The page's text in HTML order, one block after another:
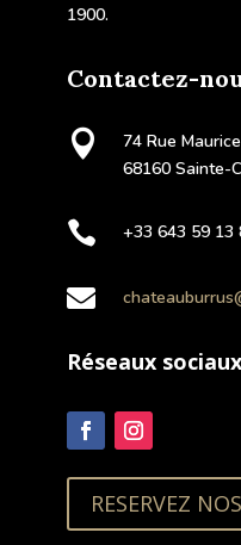
1900.
Contactez-

74 Rue
68160 Sainte-
 +33 643 59 13

Réseaux sociaux
RESERVEZ